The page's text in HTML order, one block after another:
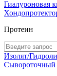
Гиалуроновая
Протеин
Изолят/
Сывороточный